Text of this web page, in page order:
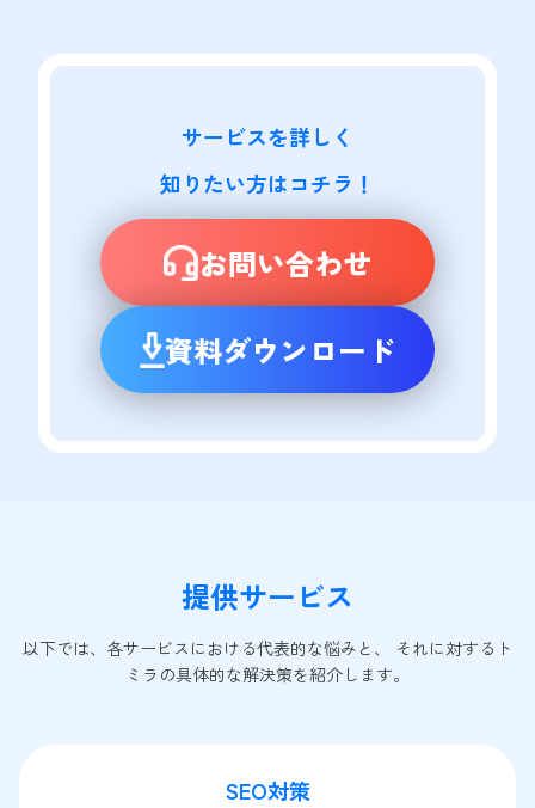
サービスを詳しく
知りたい方はコチラ！
お問い合わせ
資料ダウンロード
提供サービス
以下では、各サービスにおける代表的な悩みと、 それに対するト
ミラの具体的な解決策を紹介します。
SEO対策